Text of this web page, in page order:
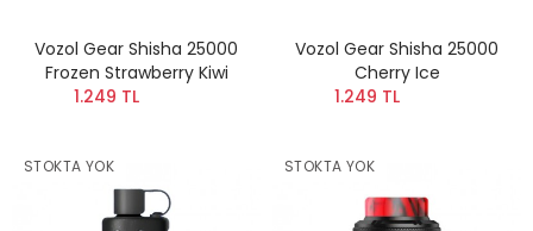
Vozol Gear Shisha 25000
Frozen Strawberry Kiwi
1.249 TL
Vozol Gear Shisha 25000
Cherry Ice
1.249 TL
STOKTA YOK STOKTA YOK